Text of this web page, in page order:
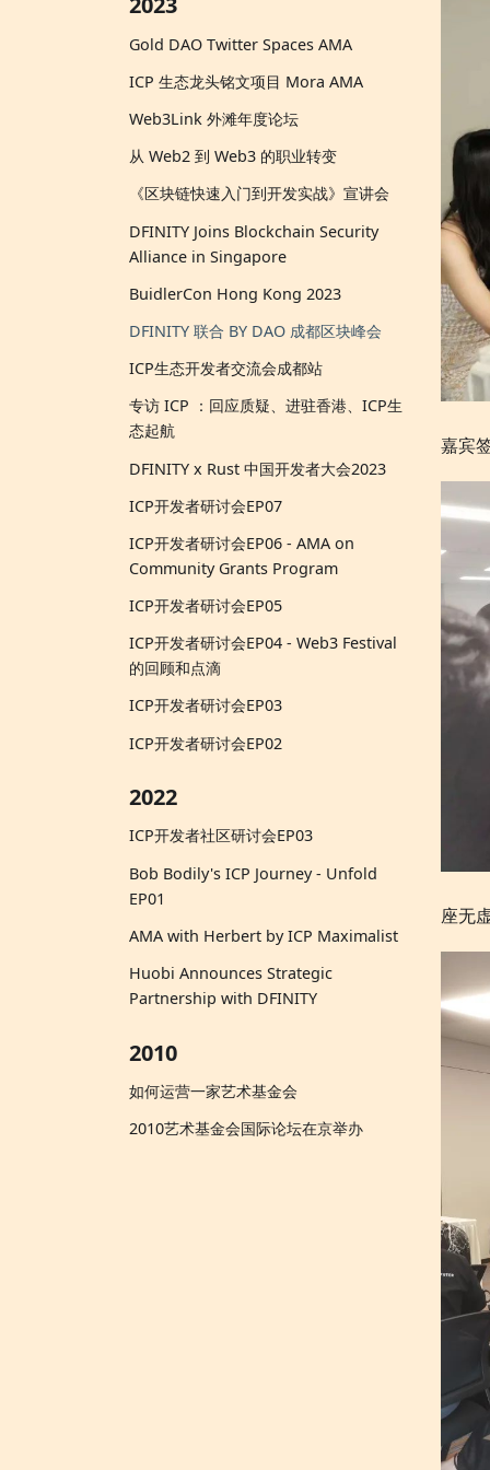
Gold DAO Twitter Spaces AMA
ICP 生态龙头铭文项目 Mora AMA
Web3Link 外滩年度论坛
从 Web2 到 Web3 的职业转变
《区块链快速入门到开发实战》宣讲会
DFINITY Joins Blockchain Security
Alliance in Singapore
BuidlerCon Hong Kong 2023
DFINITY 联合 BY DAO 成都区块峰会
ICP生态开发者交流会成都站
专访 ICP ：回应质疑、进驻香港、ICP生
态起航
DFINITY x Rust 中国开发者大会2023
ICP开发者研讨会EP07
ICP开发者研讨会EP06 - AMA on
Community Grants Program
ICP开发者研讨会EP05
ICP开发者研讨会EP04 - Web3 Festival
的回顾和点滴
ICP开发者研讨会EP03
ICP开发者研讨会EP02
2022
ICP开发者社区研讨会EP03
Bob Bodily's ICP Journey - Unfold
EP01
AMA with Herbert by ICP Maximalist
Huobi Announces Strategic
Partnership with DFINITY
2010
如何运营一家艺术基金会
2010艺术基金会国际论坛在京举办
嘉宾
座无